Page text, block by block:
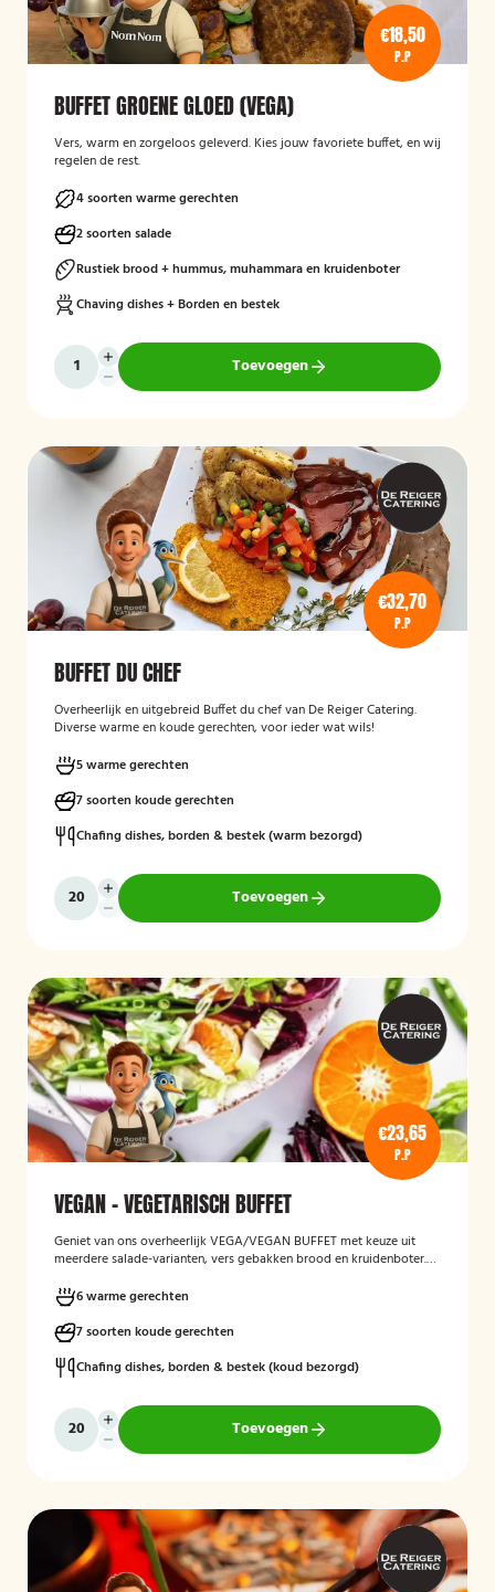
€18,50
P.P
BUFFET GROENE GLOED (VEGA)
Vers, warm en zorgeloos geleverd. Kies jouw favoriete buffet, en wij
regelen de rest.
4 soorten warme gerechten
2 soorten salade
Rustiek brood + hummus, muhammara en kruidenboter
Chaving dishes + Borden en bestek
Toevoegen
€32,70
P.P
BUFFET DU CHEF
Overheerlijk en uitgebreid Buffet du chef van De Reiger Catering.
Diverse warme en koude gerechten, voor ieder wat wils!
5 warme gerechten
7 soorten koude gerechten
Chafing dishes, borden & bestek (warm bezorgd)
Toevoegen
€23,65
P.P
VEGAN - VEGETARISCH BUFFET
Geniet van ons overheerlijk VEGA/VEGAN BUFFET met keuze uit
meerdere salade-varianten, vers gebakken brood en kruidenboter.
6 warme gerechten
7 soorten koude gerechten
Chafing dishes, borden & bestek (koud bezorgd)
Toevoegen